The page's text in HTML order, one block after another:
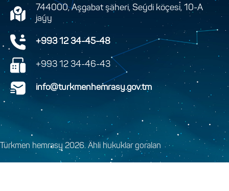
744000, Aşgabat şäheri, Seýdi köçesi, 10-A
jaýy
+993 12 34-45-48
+993 12 34-46-43
info@turkmenhemrasy.gov.tm
Türkmen hemrasy 2026. Ähli hukuklar goralan